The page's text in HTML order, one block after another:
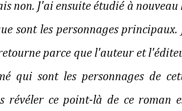
non. J'ai ensuite étudié à nouveau
sont les personnages principaux.
parce que l'auteur et
qui sont les personnages de
révéler ce point-là de ce roman